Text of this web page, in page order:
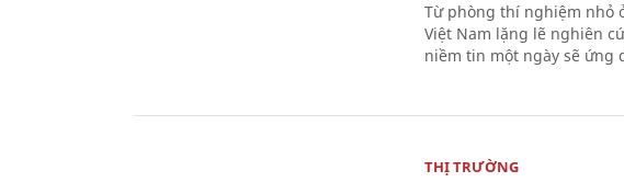
Từ phòng thí nghiệm nhỏ
Việt Nam lặng lẽ nghiên
niềm tin một ngày sẽ ứng
THỊ TRƯỜNG